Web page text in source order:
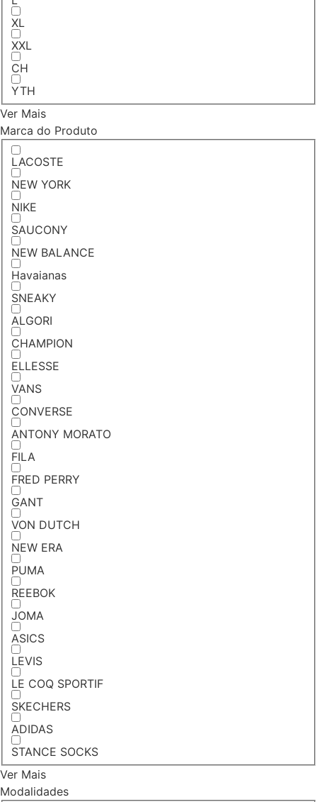
XL
XXL
CH
YTH
Ver Mais
Marca do Produto
LACOSTE
NEW YORK
NIKE
SAUCONY
NEW BALANCE
Havaianas
SNEAKY
ALGORI
CHAMPION
ELLESSE
VANS
CONVERSE
ANTONY MORATO
FILA
FRED PERRY
GANT
VON DUTCH
NEW ERA
PUMA
REEBOK
JOMA
ASICS
LEVIS
LE COQ SPORTIF
SKECHERS
ADIDAS
STANCE SOCKS
Ver Mais
Modalidades